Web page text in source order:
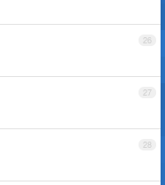
26
27
28